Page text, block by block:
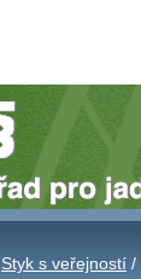
Styk s veřejností /